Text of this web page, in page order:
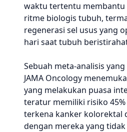
waktu tertentu membantu
ritme biologis tubuh,
regenerasi sel usus yang
hari saat tubuh
Sebuah meta-analisis
JAMA Oncology
yang melakukan puasa
teratur memiliki risiko
terkena kanker kolorektal
dengan mereka yang